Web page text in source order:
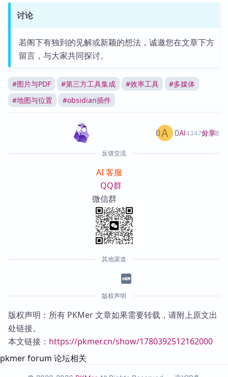
讨论
若阁下有独到的见解或新颖的想法，诚邀您在文章下方
留言，与大家共同探讨。
#图片与PDF #第三方工具集成 #效率工具 #多媒体
#地图与位置 #obsidian插件
AI4347篇文章
0 0 分享
反馈交流
AI 客服
QQ群
微信群
其他渠道
版权声明
版权声明：所有 PKMer 文章如果需要转载，请附上原文出
处链接。
本文链接： https://pkmer.cn/show/1780392512162000
pkmer forum 论坛相关